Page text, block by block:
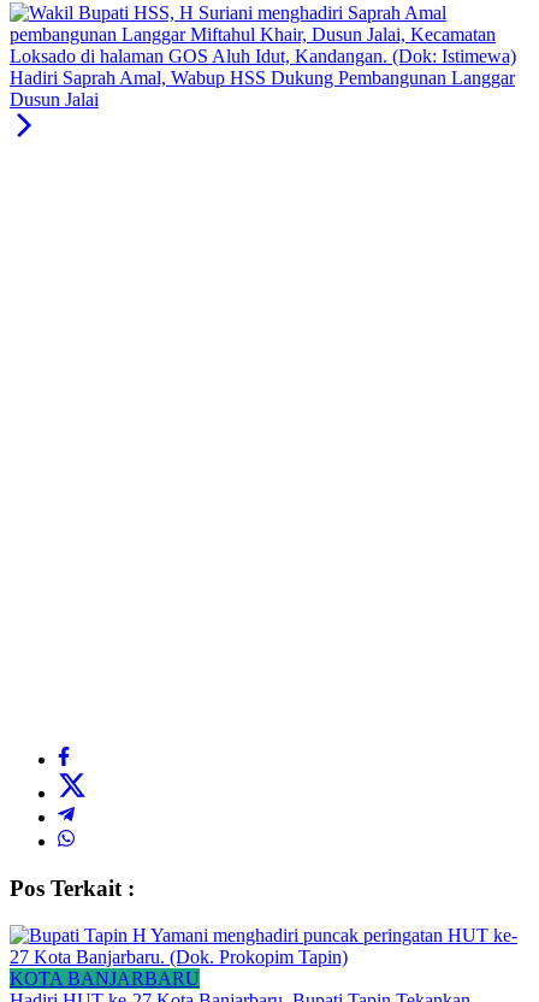
Hadiri Saprah Amal, Wabup HSS Dukung Pembangunan Langgar
Dusun Jalai
Pos Terkait :
KOTA BANJARBARU